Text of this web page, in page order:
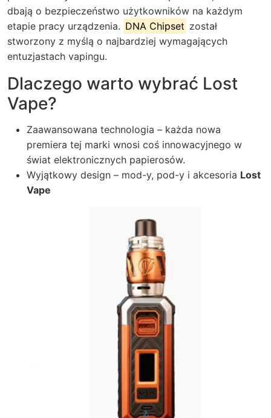
dbają o bezpieczeństwo użytkowników na każdym
etapie pracy urządzenia. DNA Chipset został
stworzony z myślą o najbardziej wymagających
entuzjastach vapingu.
Dlaczego warto wybrać Lost
Vape?
Zaawansowana technologia – każda nowa
premiera tej marki wnosi coś innowacyjnego w
świat elektronicznych papierosów.
Wyjątkowy design – mod-y, pod-y i akcesoria Lost
Vape